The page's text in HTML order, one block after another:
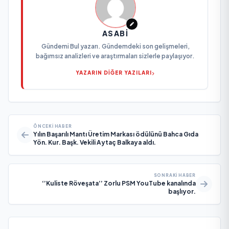
ASABI
Gündemi Bul yazarı. Gündemdeki son gelişmeleri,
bağımsız analizleri ve araştırmaları sizlerle paylaşıyor.
YAZARIN DİĞER YAZILARI
ÖNCEKI HABER
Yılın Başarılı Mantı Üretim Markası ödülünü Bahca Gıda
Yön. Kur. Başk. Vekili Aytaç Balkaya aldı.
SONRAKI HABER
‘’Kuliste Röveşata’’ Zorlu PSM YouTube kanalında
başlıyor.